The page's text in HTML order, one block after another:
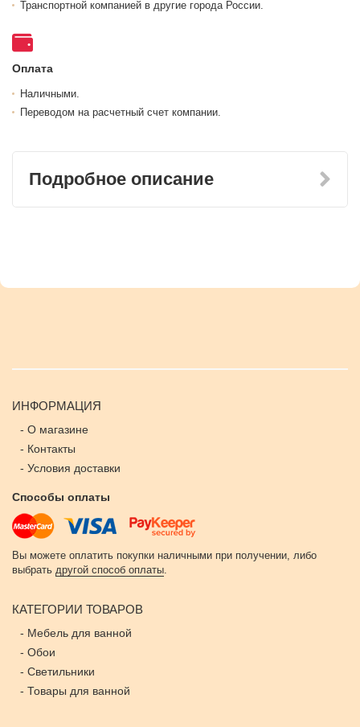
Транспортной компанией в другие города России.
Оплата
Наличными.
Переводом на расчетный счет компании.
Подробное описание
ИНФОРМАЦИЯ
- О магазине
- Контакты
- Условия доставки
Способы оплаты
Вы можете оплатить покупки наличными при получении, либо
выбрать другой способ оплаты.
КАТЕГОРИИ ТОВАРОВ
- Мебель для ванной
- Обои
- Светильники
- Товары для ванной